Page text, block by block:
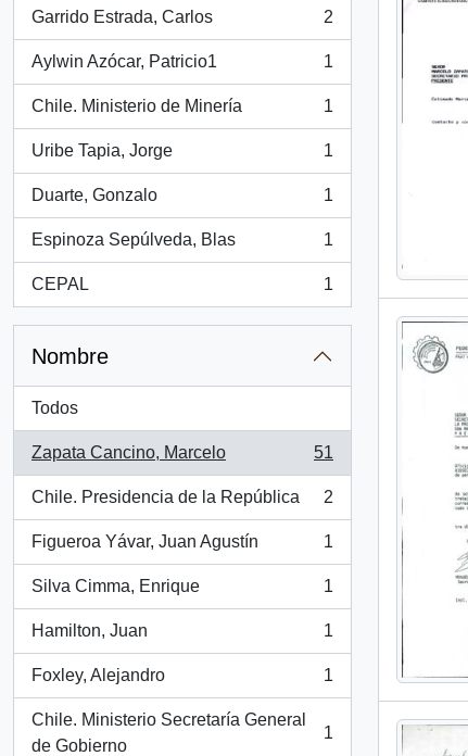
Garrido Estrada, Carlos
, 2 resultados
2
Aylwin Azócar, Patricio1
, 1 resultados
1
Chile. Ministerio de Minería
, 1 resultados
1
Uribe Tapia, Jorge
, 1 resultados
1
Duarte, Gonzalo
, 1 resultados
1
Espinoza Sepúlveda, Blas
, 1 resultados
1
CEPAL
, 1 resultados
1
Nombre
Todos
Zapata Cancino, Marcelo
, 51 resultados
51
Chile. Presidencia de la República
, 2 resultados
2
Figueroa Yávar, Juan Agustín
, 1 resultados
1
Silva Cimma, Enrique
, 1 resultados
1
Hamilton, Juan
, 1 resultados
1
Foxley, Alejandro
, 1 resultados
1
Chile. Ministerio Secretaría General
de Gobierno
, 1 resultados
1